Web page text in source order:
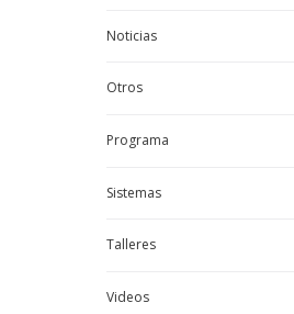
Noticias
Otros
Programa
Sistemas
Talleres
Videos